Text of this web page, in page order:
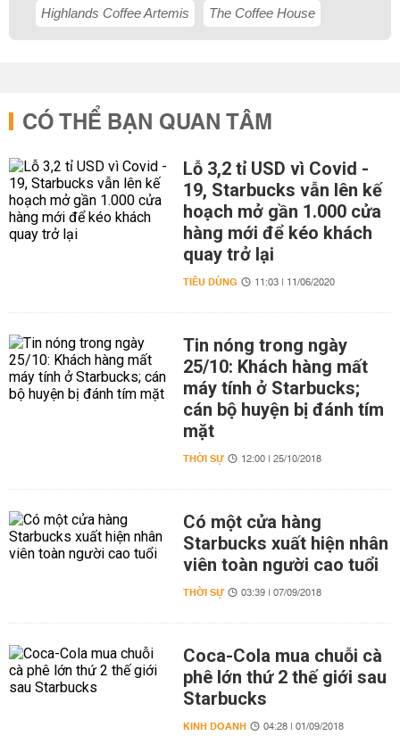
Highlands Coffee Artemis The Coffee House
CÓ THỂ BẠN QUAN TÂM
Lỗ 3,2 tỉ USD vì Covid -
19, Starbucks vẫn lên kế
hoạch mở gần 1.000 cửa
hàng mới để kéo khách
quay trở lại
TIÊU DÙNG 11:03 | 11/06/2020
Tin nóng trong ngày
25/10: Khách hàng mất
máy tính ở Starbucks;
cán bộ huyện bị đánh tím
mặt
THỜI SỰ 12:00 | 25/10/2018
Có một cửa hàng
Starbucks xuất hiện nhân
viên toàn người cao tuổi
THỜI SỰ 03:39 | 07/09/2018
Coca-Cola mua chuỗi cà
phê lớn thứ 2 thế giới sau
Starbucks
KINH DOANH 04:28 | 01/09/2018